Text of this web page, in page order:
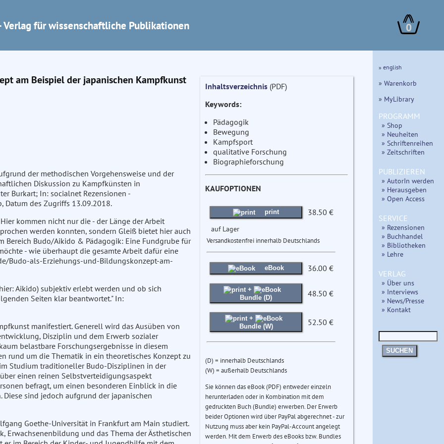
Verlag für wissenschaftliche Publikationen 0
am Beispiel der japanischen Kampfkunst
der methodischen Vorgehensweise und der
Diskussion zu Kampfkünsten in
Burkart; In: socialnet Rezensionen -
des Zugriffs 13.09.2018.
kommen nicht nur die - der Länge der Arbeit
werden konnten, sondern Gleiß bietet hier auch
Bereich Budo/Aikido & Pädagogik: Eine Fundgrube für
- wie überhaupt die gesamte Arbeit dafür eine
Budo-als-Erziehungs-und-Bildungskonzept-am-
Aikido) subjektiv erlebt werden und ob sich
Seiten klar beantwortet." In:
manifestiert. Generell wird das Ausüben von
Disziplin und dem Erwerb sozialer
belastbare Forschungsergebnisse in diesem
rund um die Thematik in ein theoretisches Konzept zu
Studium traditioneller Budo-Disziplinen in der
einen reinen Selbstverteidigungsaspekt
befragt, um einen besonderen Einblick in die
sind jedoch aufgrund der japanischen
Goethe-Universität in Frankfurt am Main studiert.
und das Thema der Ästhetischen
Inhaltsverzeichnis(PDF)
Keywords:
Pädagogik
Bewegung
Kampfsport
qualitative Forschung
Biographieforschung
KAUFOPTIONEN
print 38.50 €
auf Lager
Versandkostenfrei innerhalb Deutschlands
eBook 36.00 €
+
Bundle (D)
48.50 €
+
Bundle (W)
52.50 €
(D) = innerhalb Deutschlands
(W) = außerhalb Deutschlands
Sie können das eBook (PDF) entweder einzeln
herunterladen oder in Kombination mit dem
gedruckten Buch (Bundle) erwerben. Der Erwerb
beider Optionen wird über PayPal abgerechnet - zur
Nutzung muss aber kein PayPal-Account angelegt
werden. Mit dem Erwerb des eBooks bzw. Bundles
» english
» Warenkorb
» MyLibrary
PROGRAMM
» Shop
» Neuheiten
» Schriftenreihen
» Zeitschriften
PUBLIZIEREN
» AutorIn werden
» Herausgeben
» Open Access
SERVICE
» Rezensionen
» Buchhandel
» Bibliotheken
» Lehre
VERLAG
» Über uns
» Interviews
» News/Presse
» Kontakt
SUCHEN